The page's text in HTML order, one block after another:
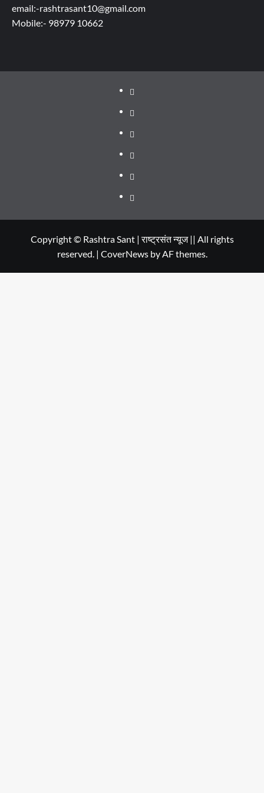
email:-rashtrasant10@gmail.com
Mobile:- 98979 10662
About
WEB
SERIES
TO
Dehradun
Smart
City
Life
in
Dehradun
Places
to
in
Dehradun
सम्पर्क
Copyright © Rashtra Sant | राष्ट्रसंत न्यूज || All rights
reserved. | CoverNewsby AF themes.